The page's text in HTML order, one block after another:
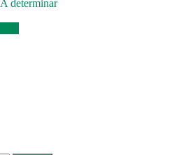
A determinar